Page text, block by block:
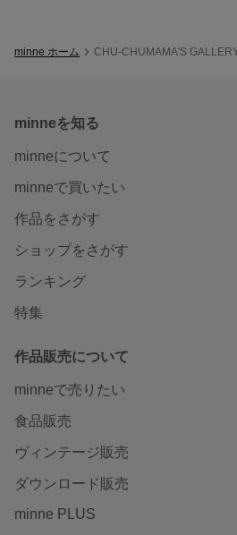
minne ホーム CHU-CHUMAMA'S
minneを知る
minneについて
minneで買いたい
作品をさがす
ショップをさがす
ランキング
特集
作品販売について
minneで売りたい
食品販売
ヴィンテージ販売
ダウンロード販売
minne PLUS